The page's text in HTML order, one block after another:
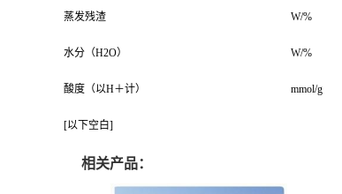
蒸发残渣 W/%
水分（H2O） W/%
酸度（以H＋计） mmol/g
[以下空白]
相关产品：